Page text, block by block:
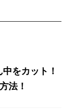
をカット！
法！